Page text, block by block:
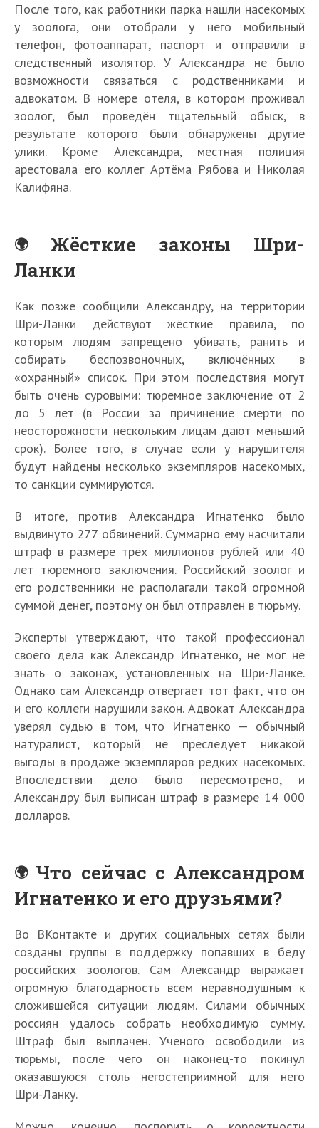
После того, как работники парка нашли насекомых
у зоолога, они отобрали у него мобильный
телефон, фотоаппарат, паспорт и отправили в
следственный изолятор. У Александра не было
возможности связаться с родственниками и
адвокатом. В номере отеля, в котором проживал
зоолог, был проведён тщательный обыск, в
результате которого были обнаружены другие
улики. Кроме Александра, местная полиция
арестовала его коллег Артёма Рябова и Николая
Калифяна.
Жёсткие законы Шри-
Ланки
Как позже сообщили Александру, на территории
Шри-Ланки действуют жёсткие правила, по
которым людям запрещено убивать, ранить и
собирать беспозвоночных, включённых в
«охранный» список. При этом последствия могут
быть очень суровыми: тюремное заключение от 2
до 5 лет (в России за причинение смерти по
неосторожности нескольким лицам дают меньший
срок). Более того, в случае если у нарушителя
будут найдены несколько экземпляров насекомых,
то санкции суммируются.
В итоге, против Александра Игнатенко было
выдвинуто 277 обвинений. Суммарно ему насчитали
штраф в размере трёх миллионов рублей или 40
лет тюремного заключения. Российский зоолог и
его родственники не располагали такой огромной
суммой денег, поэтому он был отправлен в тюрьму.
Эксперты утверждают, что такой профессионал
своего дела как Александр Игнатенко, не мог не
знать о законах, установленных на Шри-Ланке.
Однако сам Александр отвергает тот факт, что он
и его коллеги нарушили закон. Адвокат Александра
уверял судью в том, что Игнатенко — обычный
натуралист, который не преследует никакой
выгоды в продаже экземпляров редких насекомых.
Впоследствии дело было пересмотрено, и
Александру был выписан штраф в размере 14 000
долларов.
Что сейчас с Александром
Игнатенко и его друзьями?
Во ВКонтакте и других социальных сетях были
созданы группы в поддержку попавших в беду
российских зоологов. Сам Александр выражает
огромную благодарность всем неравнодушным к
сложившейся ситуации людям. Силами обычных
россиян удалось собрать необходимую сумму.
Штраф был выплачен. Ученого освободили из
тюрьмы, после чего он наконец-то покинул
оказавшуюся столь негостеприимной для него
Шри-Ланку.